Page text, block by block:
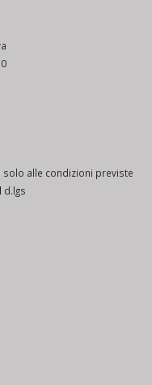
alle condizioni previste
d.lgs